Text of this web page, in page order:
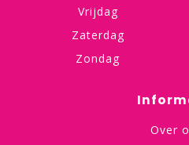
Vrijdag
Zaterdag
Zondag
Over